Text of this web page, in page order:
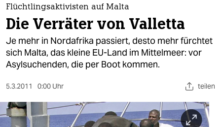
themen
politik
öko
gesellschaft
sport
Flüchtlingsaktivisten auf Malta
Die Verräter von Valletta
Je mehr in Nordafrika passiert, desto mehr fürchtet
sich Malta, das kleine EU-Land im Mittelmeer: vor
Asylsuchenden, die per Boot kommen.
5.3.2011 0:00 Uhr teilen